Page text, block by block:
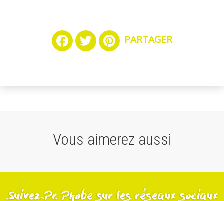
Facebook
TwitterPinterest
PARTAGER
Vous aimerez aussi